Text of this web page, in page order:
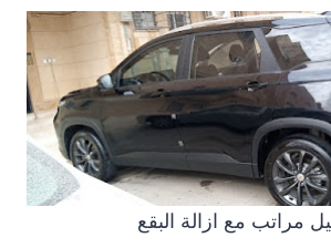
مراتب مع ازالة البقع